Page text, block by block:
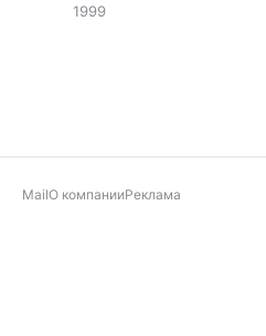
1999
MailО компанииРеклама